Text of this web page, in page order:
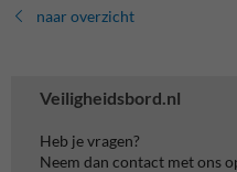
Veiligheidsbord.nl
Heb je vragen?
Neem dan contact met ons
naar overzicht